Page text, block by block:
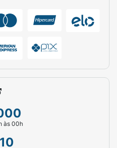
às 00h